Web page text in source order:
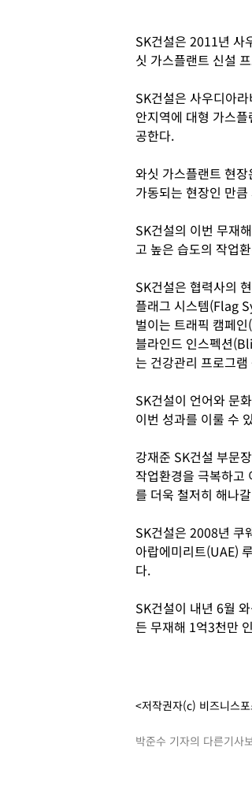
SK건설은 2011년 사
싯 가스플랜트 신설
SK건설은 사우디아
안지역에 대형 가스
공한다.
와싯 가스플랜트 현
가동되는 현장인 만
SK건설의 이번 무재
고 높은 습도의 작업
SK건설은 협력사의
플래그 시스템(Flag
벌이는 트래픽 캠페
블라인드 인스펙션
는 건강관리 프로그
SK건설이 언어와 문
이번 성과를 이룰 수
강재준 SK건설 부문
작업환경을 극복하고
를 더욱 철저히 해나
SK건설은 2008년 쿠
아랍에미리트(UAE)
다.
SK건설이 내년 6월
든 무재해 1억3천만
<저작권자(c) 비즈니스
박준수 기자의 다른기사